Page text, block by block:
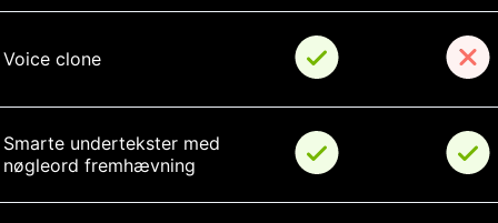
Voice clone
Smarte undertekster med
nøgleord fremhævning